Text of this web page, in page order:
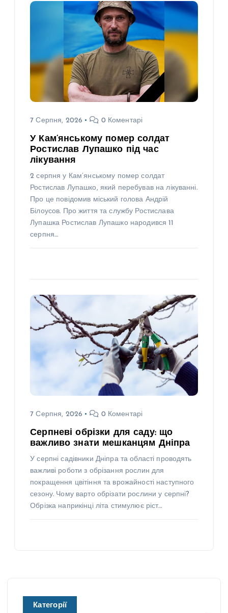
7 Серпня, 2026 0 Коментарі
У Кам’янському помер солдат
Ростислав Лупашко під час
лікування
2 серпня у Кам’янському помер солдат
Ростислав Лупашко, який перебував на лікуванні.
Про це повідомив міський голова Андрій
Білоусов. Про життя та службу Ростислава
Лупашка Ростислав Лупашко народився 11
серпня…
7 Серпня, 2026 0 Коментарі
Серпневі обрізки для саду: що
важливо знати мешканцям Дніпра
У серпні садівники Дніпра та області проводять
важливі роботи з обрізання рослин для
покращення цвітіння та врожайності наступного
сезону. Чому варто обрізати рослини у серпні?
Обрізка наприкінці літа стимулює ріст…
Категорії